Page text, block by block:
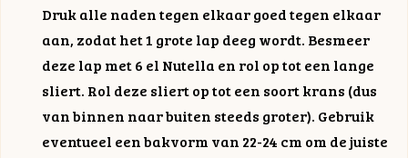
Druk alle naden tegen elkaar goed tegen elkaar
aan, zodat het 1 grote lap deeg wordt. Besmeer
deze lap met 6 el Nutella en rol op tot een lange
sliert. Rol deze sliert op tot een soort krans (dus
van binnen naar buiten steeds groter). Gebruik
eventueel een bakvorm van 22-24 cm om de juiste